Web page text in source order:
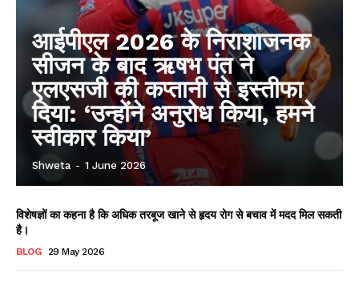
आईपीएल 2026 के निराशाजनक
सीजन के बाद ऋषभ पंत ने
एलएसजी की कप्तानी से इस्तीफा
दिया: ‘उन्होंने अनुरोध किया, हमने
स्वीकार किया’
Shweta - 1 June 2026
विशेषज्ञों का कहना है कि अधिक तरबूज खाने से हृदय रोग से बचाव में मदद मिल सकती
है।
BLOG 29 May 2026